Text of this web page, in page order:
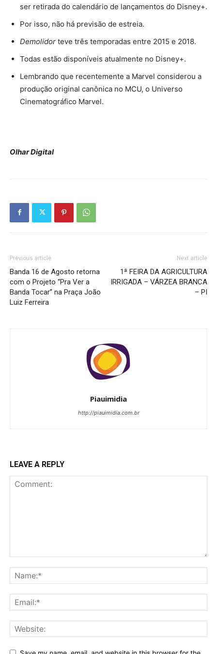
ser retirada do calendário de lançamentos do Disney+.
Por isso, não há previsão de estreia.
Demolidor teve três temporadas entre 2015 e 2018.
Todas estão disponíveis atualmente no Disney+.
Lembrando que recentemente a Marvel considerou a
produção original canônica no MCU, o Universo
Cinematográfico Marvel.
Olhar Digital
Previous article
Banda 16 de Agosto retorna
com o Projeto “Pra Ver a
Banda Tocar” na Praça João
Luiz Ferreira
Next article
1ª FEIRA DA AGRICULTURA
IRRIGADA – VÁRZEA BRANCA
– PI
Piauimidia
http://piauimidia.com.br
LEAVE A REPLY